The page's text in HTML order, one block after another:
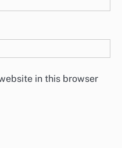
in this browser